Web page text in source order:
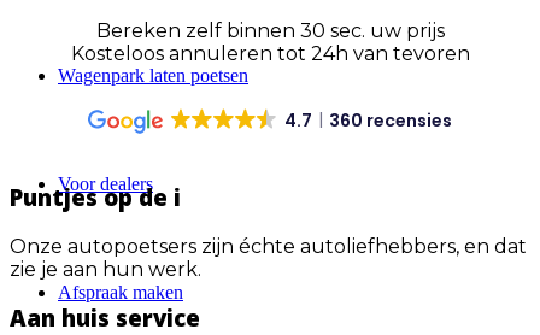
Wagenpark laten poetsen
Voor dealers
Afspraak maken
Bereken zelf binnen 30 sec. uw prijs
Kosteloos annuleren tot 24h van tevoren
4.7 360 recensies
Puntjes op de i
Onze autopoetsers zijn échte autoliefhebbers, en dat
zie je aan hun werk.
Aan huis service